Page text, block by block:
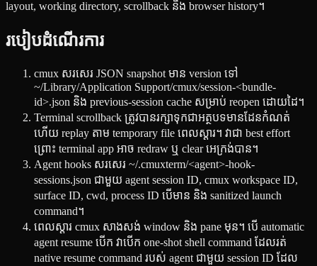
layout, working directory, scrollback និង browser history។
របៀបដំណើរការ
cmux សរសេរ JSON snapshot មាន version ទៅ
~/Library/Application Support/cmux/session-<bundle-
id>.json និង previous-session cache សម្រាប់ reopen ដោយដៃ។
Terminal scrollback ត្រូវបានរក្សាទុកជាអត្ថបទមានដែនកំណត់
ហើយ replay តាម temporary file ពេលស្ដារ។ វាជា best effort
ព្រោះ terminal app អាច redraw ឬ clear អេក្រង់បាន។
Agent hooks សរសេរ ~/.cmuxterm/<agent>-hook-
sessions.json ជាមួយ agent session ID, cmux workspace ID,
surface ID, cwd, process ID បើមាន និង sanitized launch
command។
ពេលស្ដារ cmux សាងសង់ window និង pane មុន។ បើ automatic
agent resume បើក វាបើក one-shot shell command ដែលរត់
native resume command របស់ agent ជាមួយ session ID ដែល